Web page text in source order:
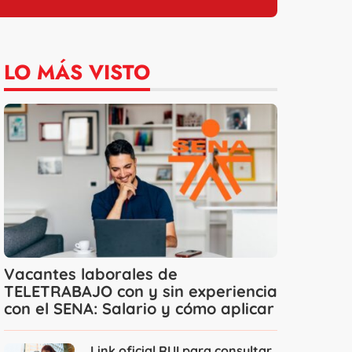
LO MÁS VISTO
Vacantes laborales de
TELETRABAJO con y sin experiencia
con el SENA: Salario y cómo aplicar